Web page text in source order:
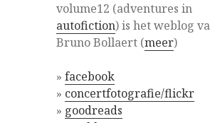
volume12 (adventures in
autofiction) is het weblog
Bruno Bollaert (meer)
»facebook
» concertfotografie/flickr
» goodreads